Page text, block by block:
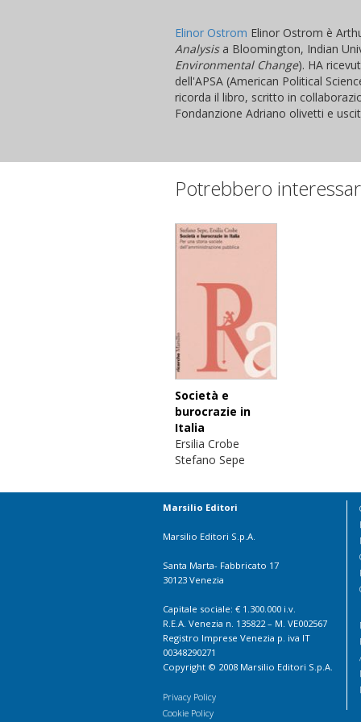
Elinor Ostrom Elinor Ostrom è
Analysisa Bloomington, Indian
Environmental Change). HA
dell'APSA (American Political
ricorda il libro, scritto in
Fondanzione Adriano olivetti e
Potrebbero
Società e
burocrazie in
Italia
Ersilia Crobe
Stefano Sepe
Marsilio Editori
Marsilio Editori S.p.A.
Santa Marta- Fabbricato 17
30123 Venezia
Capitale sociale: € 1.300.000 i.v.
R.E.A. Venezia n. 135822 – M. VE002567
Registro Imprese Venezia p. iva IT
00348290271
Copyright © 2008 Marsilio Editori S.p.A.
Privacy Policy
Cookie Policy